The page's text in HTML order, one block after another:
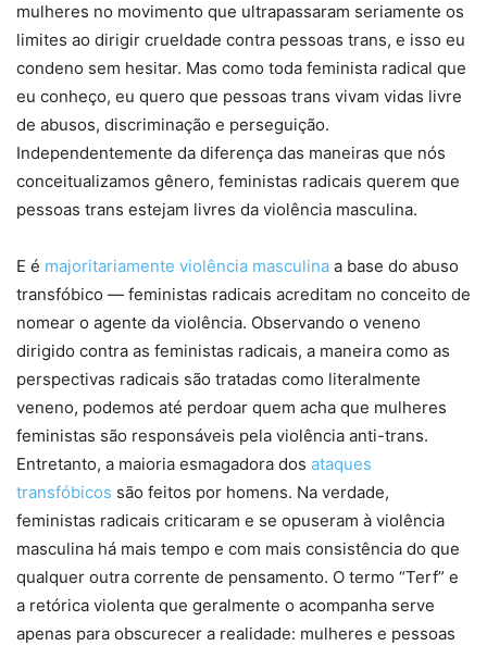
mulheres no movimento que ultrapassaram seriamente os
limites ao dirigir crueldade contra pessoas trans, e isso eu
condeno sem hesitar. Mas como toda feminista radical que
eu conheço, eu quero que pessoas trans vivam vidas livre
de abusos, discriminação e perseguição.
Independentemente da diferença das maneiras que nós
conceitualizamos gênero, feministas radicais querem que
pessoas trans estejam livres da violência masculina.
E é majoritariamente violência masculina a base do abuso
transfóbico — feministas radicais acreditam no conceito de
nomear o agente da violência. Observando o veneno
dirigido contra as feministas radicais, a maneira como as
perspectivas radicais são tratadas como literalmente
veneno, podemos até perdoar quem acha que mulheres
feministas são responsáveis pela violência anti-trans.
Entretanto, a maioria esmagadora dos ataques
transfóbicos são feitos por homens. Na verdade,
feministas radicais criticaram e se opuseram à violência
masculina há mais tempo e com mais consistência do que
qualquer outra corrente de pensamento. O termo “Terf” e
a retórica violenta que geralmente o acompanha serve
apenas para obscurecer a realidade: mulheres e pessoas